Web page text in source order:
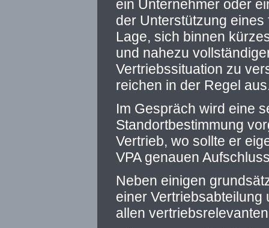
ein Unternehmer oder
der Unterstützung
Lage, sich binnen
und nahezu
Vertriebssituation zu
reichen in der Regel
Im Gespräch wird eine
Standortbestimmung
Vertrieb, wo sollte er
VPA genauen
Neben einigen
einer Vertriebsabteilung
allen